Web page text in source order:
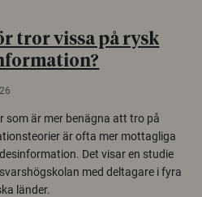
tror vissa på rysk
som är mer benägna att tro på
är ofta mer mottagliga
Det visar en studie
med deltagare i fyra
länder.